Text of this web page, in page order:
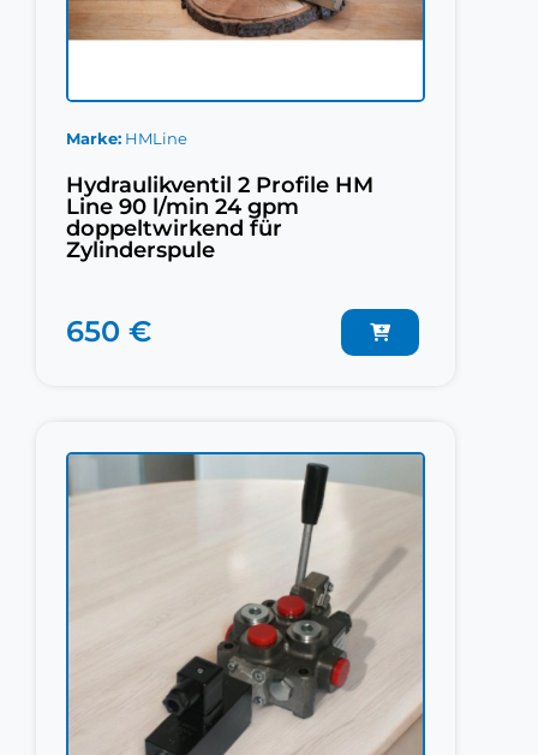
Marke HMLine
Hydraulikventil 2 Profile HM
Line 90 l/min 24 gpm
doppeltwirkend für
Zylinderspule
650 €